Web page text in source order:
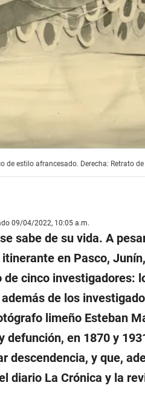
estilo afrancesado. Derecha: Retrato
09/04/2022, 10:05 a.m.
sabe de su vida. A
en Pasco,
de cinco investigadores:
de los
limeño Esteban
defunción, en 1870 y
descendencia, y que,
diario La Crónica y la